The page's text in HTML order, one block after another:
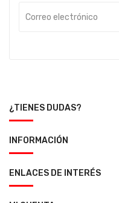
¿TIENES DUDAS?
INFORMACIÓN
ENLACES DE INTERÉS